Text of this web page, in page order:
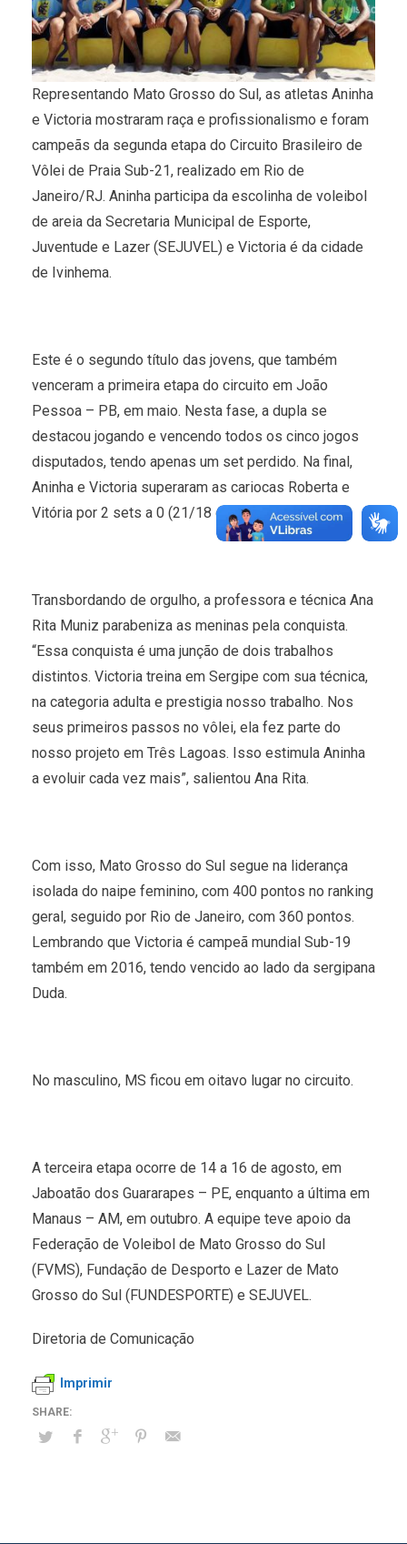
Representando Mato Grosso do Sul, as atletas Aninha
e Victoria mostraram raça e profissionalismo e foram
campeãs da segunda etapa do Circuito Brasileiro de
Vôlei de Praia Sub-21, realizado em Rio de
Janeiro/RJ. Aninha participa da escolinha de voleibol
de areia da Secretaria Municipal de Esporte,
Juventude e Lazer (SEJUVEL) e Victoria é da cidade
de Ivinhema.
Este é o segundo título das jovens, que também
venceram a primeira etapa do circuito em João
Pessoa – PB, em maio. Nesta fase, a dupla se
destacou jogando e vencendo todos os cinco jogos
disputados, tendo apenas um set perdido. Na final,
Aninha e Victoria superaram as cariocas Roberta e
Vitória por 2 sets a 0 (21/18 e 21/17).
Transbordando de orgulho, a professora e técnica Ana
Rita Muniz parabeniza as meninas pela conquista.
“Essa conquista é uma junção de dois trabalhos
distintos. Victoria treina em Sergipe com sua técnica,
na categoria adulta e prestigia nosso trabalho. Nos
seus primeiros passos no vôlei, ela fez parte do
nosso projeto em Três Lagoas. Isso estimula Aninha
a evoluir cada vez mais”, salientou Ana Rita.
Com isso, Mato Grosso do Sul segue na liderança
isolada do naipe feminino, com 400 pontos no ranking
geral, seguido por Rio de Janeiro, com 360 pontos.
Lembrando que Victoria é campeã mundial Sub-19
também em 2016, tendo vencido ao lado da sergipana
Duda.
No masculino, MS ficou em oitavo lugar no circuito.
A terceira etapa ocorre de 14 a 16 de agosto, em
Jaboatão dos Guararapes – PE, enquanto a última em
Manaus – AM, em outubro. A equipe teve apoio da
Federação de Voleibol de Mato Grosso do Sul
(FVMS), Fundação de Desporto e Lazer de Mato
Grosso do Sul (FUNDESPORTE) e SEJUVEL.
Diretoria de Comunicação
Imprimir